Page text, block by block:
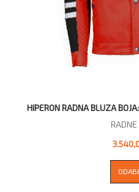
HIPERON RADNA BLUZA